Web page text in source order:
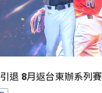
退 8月返台東辦系列賽